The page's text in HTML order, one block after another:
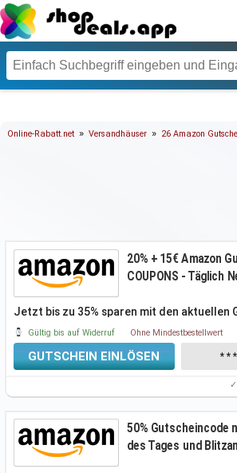
Online-Rabatt.net » Versandhäuser » 26 Amazon
20% + 15€ Amazon
COUPONS - Täglich
Jetzt bis zu 35% sparen mit den aktuellen
Coupons. Gilt nur für
Gültig bis auf Widerruf Ohne Mindestbestellwert
GUTSCHEIN EINLÖSEN
50% Gutscheincode
des Tages und